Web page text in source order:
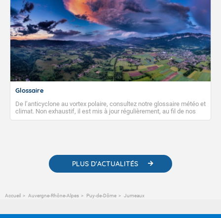
Glossaire
De l’anticyclone au vortex polaire, consultez notre glossaire météo et
climat. Non exhaustif, il est mis à jour régulièrement, au fil de nos
publications. Vous y trouverez également des liens utiles vers nos
PLUS D'ACTUALITÉS
Accueil Auvergne-Rhône-Alpes Puy-de-Dôme Jumeaux